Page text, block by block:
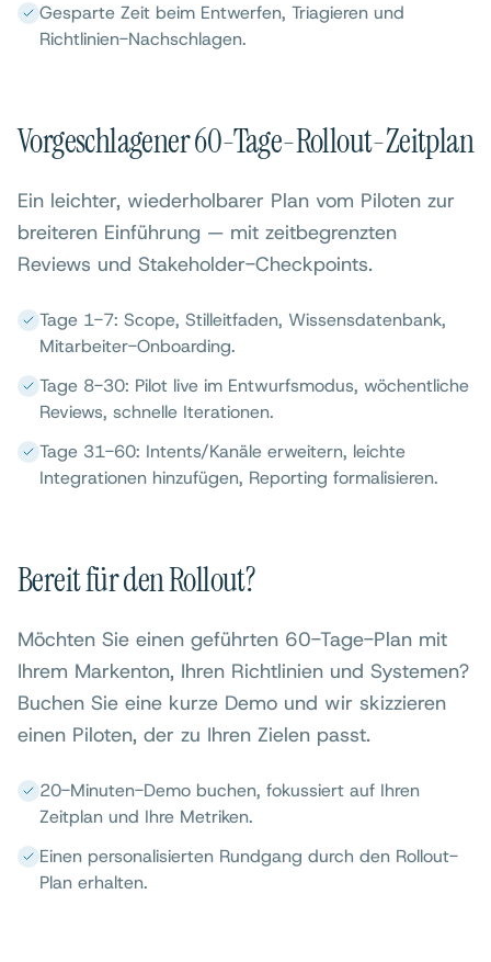
Gesparte Zeit beim Entwerfen, Triagieren und
Richtlinien-Nachschlagen.
Vorgeschlagener 60-Tage-Rollout-Zeitplan
Ein leichter, wiederholbarer Plan vom Piloten zur
breiteren Einführung — mit zeitbegrenzten
Reviews und Stakeholder-Checkpoints.
Tage 1-7: Scope, Stilleitfaden, Wissensdatenbank,
Mitarbeiter-Onboarding.
Tage 8-30: Pilot live im Entwurfsmodus, wöchentliche
Reviews, schnelle Iterationen.
Tage 31-60: Intents/Kanäle erweitern, leichte
Integrationen hinzufügen, Reporting formalisieren.
Bereit für den Rollout?
Möchten Sie einen geführten 60-Tage-Plan mit
Ihrem Markenton, Ihren Richtlinien und Systemen?
Buchen Sie eine kurze Demo und wir skizzieren
einen Piloten, der zu Ihren Zielen passt.
20-Minuten-Demo buchen, fokussiert auf Ihren
Zeitplan und Ihre Metriken.
Einen personalisierten Rundgang durch den Rollout-
Plan erhalten.